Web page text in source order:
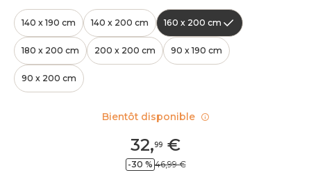
140 x 190 cm 140 x 200 cm 160 x 200 cm
180 x 200 cm 200 x 200 cm 90 x 190 cm
90 x 200 cm
32,99 €
-30 % 46,99 €